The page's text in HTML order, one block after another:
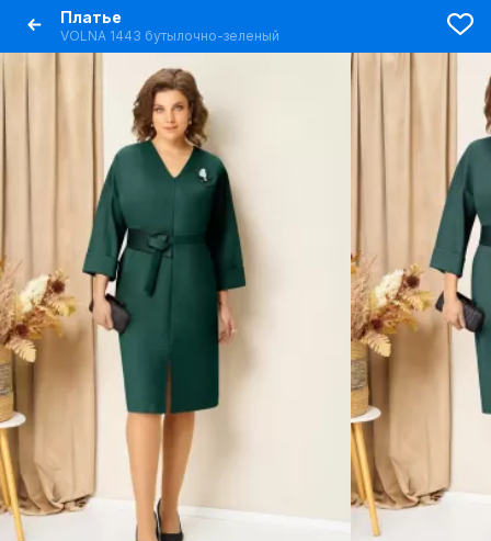
Платье
VOLNA 1443 бутылочно-зеленый